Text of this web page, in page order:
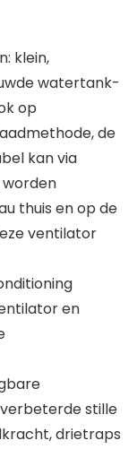
klein,
watertank-
op
de
kan via
thuis en op de
ventilator
en
stille
drietraps